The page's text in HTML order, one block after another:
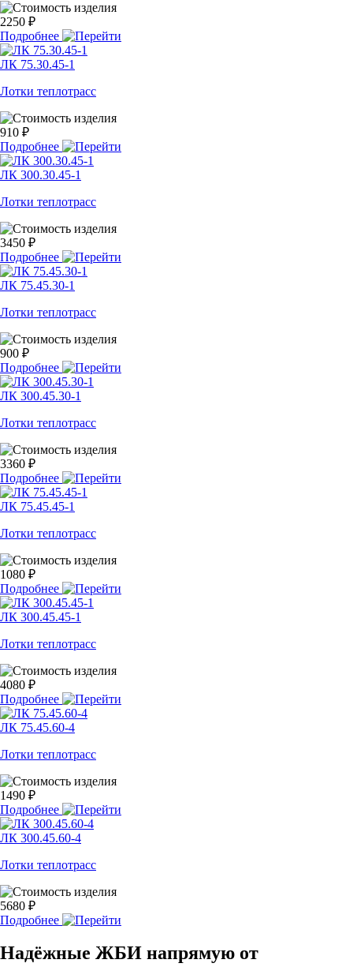
2250 ₽
Подробнее
ЛК 75.30.45-1
Лотки теплотрасс
910 ₽
Подробнее
ЛК 300.30.45-1
Лотки теплотрасс
3450 ₽
Подробнее
ЛК 75.45.30-1
Лотки теплотрасс
900 ₽
Подробнее
ЛК 300.45.30-1
Лотки теплотрасс
3360 ₽
Подробнее
ЛК 75.45.45-1
Лотки теплотрасс
1080 ₽
Подробнее
ЛК 300.45.45-1
Лотки теплотрасс
4080 ₽
Подробнее
ЛК 75.45.60-4
Лотки теплотрасс
1490 ₽
Подробнее
ЛК 300.45.60-4
Лотки теплотрасс
5680 ₽
Подробнее
Надёжные ЖБИ напрямую от